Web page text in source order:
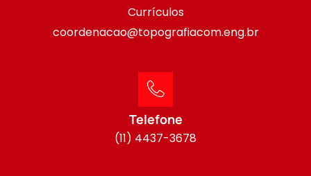
Currículos
coordenacao@topografiacom.eng.br
Telefone
(11) 4437-3678